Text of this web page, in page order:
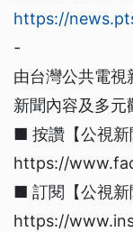
https://
-
由台灣公共電視
新聞內容及多元
■ 按讚【公視新
https://
■ 訂閱【公視新
https://